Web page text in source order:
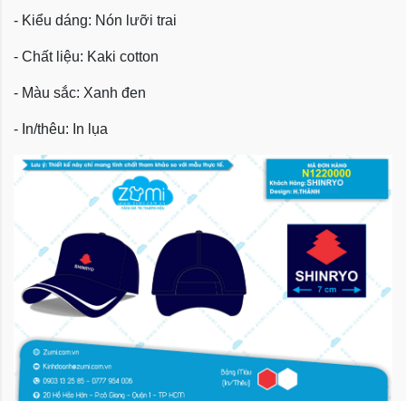
- Kiểu dáng: Nón lưỡi trai
- Chất liệu: Kaki cotton
- Màu sắc: Xanh đen
- In/thêu: In lụa